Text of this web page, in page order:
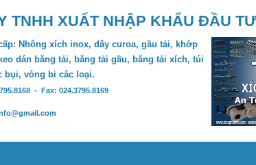
TNHH XUẤT NHẬP KHẨU ĐẦU
Nhông xích inox, dây curoa, gầu tải, khớp
dán băng tải, băng tải gầu, băng tải xích, túi
bụi, vòng bi các loại.
- Fax: 024.3795.8169